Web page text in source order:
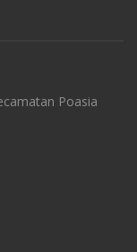
Poasia